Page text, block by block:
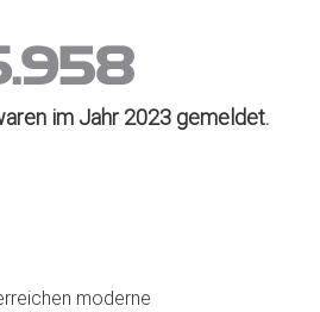
im Jahr 2023 gemeldet.
moderne